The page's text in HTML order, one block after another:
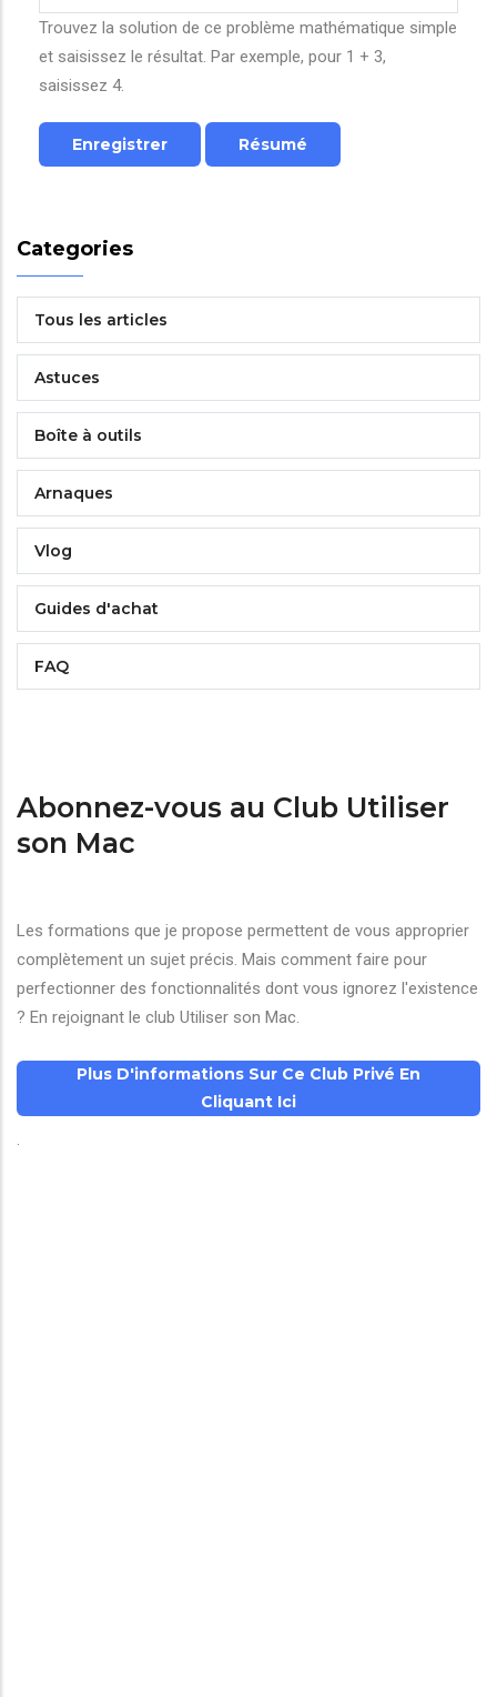
Trouvez la solution de ce problème mathématique simple
et saisissez le résultat. Par exemple, pour 1 + 3,
saisissez 4.
Categories
Tous les articles
Astuces
Boîte à outils
Arnaques
Vlog
Guides d'achat
FAQ
Abonnez-vous au Club Utiliser
son Mac
Les formations que je propose permettent de vous approprier
complètement un sujet précis. Mais comment faire pour
perfectionner des fonctionnalités dont vous ignorez l'existence
? En rejoignant le club Utiliser son Mac.
Plus D'informations Sur Ce Club Privé En
Cliquant Ici
.